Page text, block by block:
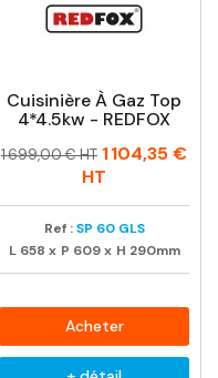
Cuisinière À Gaz Top
4*4.5kw - REDFOX
Prix
Prix
1 699,00 € HT 1 104,35 €
HT
Ref : SP 60 GLS
L 658 x P 609 x H 290mm
Acheter